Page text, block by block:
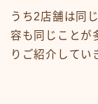
うち2店舗は同
容も同じことが
りご紹介してい